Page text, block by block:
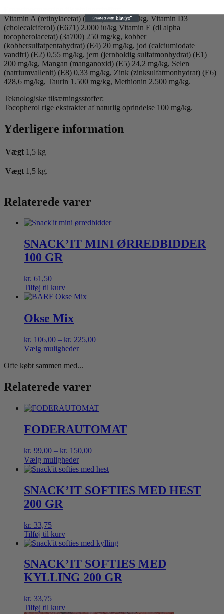
Vitamin A (retinylacetat) (E672) 25.000 iu/kg, Vitamin D3
(cholecalciferol) (E671) 2.000 iu/kg Vitamin E (dl alpha
tocopherolacetat) (3a700) 250 mg/kg, kobber
(kobbersulfatpentahydrat) (E4) 20 mg/kg, jod (calciumiodate
vandfri) (E2) 0,55 mg/kg, jern (jernholdig sulfatmonhydrat) (E1)
200 mg/kg, Mangan (manganoxid) (E5) 24,2 mg/kg, Selen
(natriumvallenit) (E8) 0,33 mg/kg, Zink (zinksulfatmonhydrat) (E6)
428,6 mg/kg, Taurin 1.500 mg/kg, Methionin 2.500 mg/kg.
Teknologiske tilsætningsstoffer:
Tocopherol rige ekstrakter af naturlig oprindelse 100 mg/kg.
Yderligere information
Vægt 1,5 kg
Vægt 1,5 kg.
Relaterede varer
SNACK’IT MINI ØRREDBIDDER
100 GR
kr. 61,50
Tilføj til kurv
Okse Mix
kr. 106,00 – kr. 225,00Prisinterval:
Vælg muligheder
vare
flere
varianter.
Mulighederne
kan
på
varesiden
Ofte købt sammen med...
Relaterede varer
FODERAUTOMAT
kr. 99,00 – kr. 150,00Prisinterval:
til
Vælg muligheder
Dette
har
flere
varianter.
kan
vælges
på
varesiden
SNACK’IT SOFTIES MED HEST
200 GR
kr. 33,75
Tilføj til kurv
SNACK’IT SOFTIES MED
KYLLING 200 GR
kr. 33,75
Tilføj til kurv